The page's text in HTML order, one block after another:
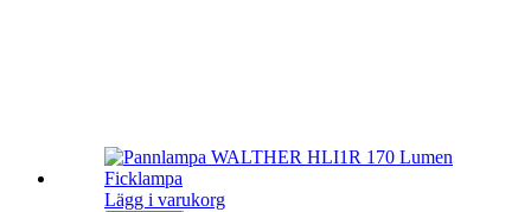
Lägg i varukorg